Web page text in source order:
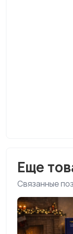
Еще
Связанные